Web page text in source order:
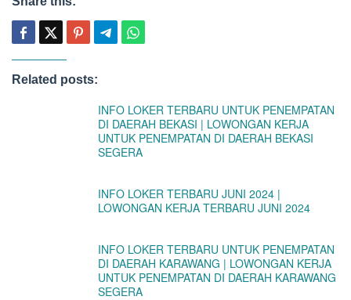
Related posts:
INFO LOKER TERBARU UNTUK PENEMPATAN
DI DAERAH BEKASI | LOWONGAN KERJA
UNTUK PENEMPATAN DI DAERAH BEKASI
SEGERA
INFO LOKER TERBARU JUNI 2024 |
LOWONGAN KERJA TERBARU JUNI 2024
INFO LOKER TERBARU UNTUK PENEMPATAN
DI DAERAH KARAWANG | LOWONGAN KERJA
UNTUK PENEMPATAN DI DAERAH KARAWANG
SEGERA